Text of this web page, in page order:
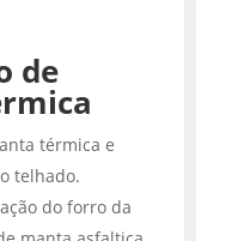
de
térmica e
telhado.
do forro da